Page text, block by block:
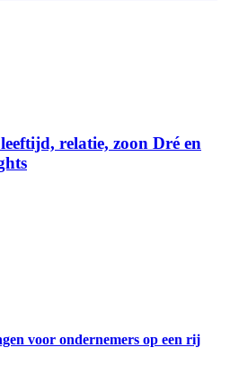
relatie, zoon Dré en
voor ondernemers op een rij